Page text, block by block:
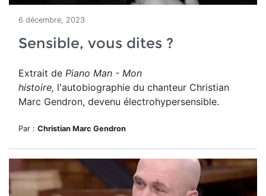
6 décembre, 2023
Sensible, vous dites ?
Extrait de Piano Man - Mon
histoire, l'autobiographie du chanteur Christian
Marc Gendron, devenu électrohypersensible.
Par : Christian Marc Gendron